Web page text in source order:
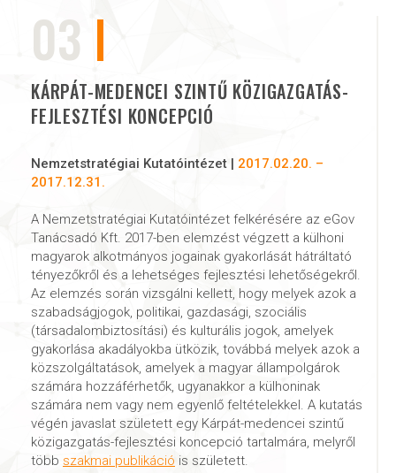
03
KÁRPÁT-MEDENCEI SZINTŰ KÖZIGAZGATÁS-
FEJLESZTÉSI KONCEPCIÓ
Nemzetstratégiai Kutatóintézet | 2017.02.20. –
2017.12.31.
A Nemzetstratégiai Kutatóintézet felkérésére az eGov
Tanácsadó Kft. 2017-ben elemzést végzett a külhoni
magyarok alkotmányos jogainak gyakorlását hátráltató
tényezőkről és a lehetséges fejlesztési lehetőségekről.
Az elemzés során vizsgálni kellett, hogy melyek azok a
szabadságjogok, politikai, gazdasági, szociális
(társadalombiztosítási) és kulturális jogok, amelyek
gyakorlása akadályokba ütközik, továbbá melyek azok a
közszolgáltatások, amelyek a magyar állampolgárok
számára hozzáférhetők, ugyanakkor a külhoninak
számára nem vagy nem egyenlő feltételekkel. A kutatás
végén javaslat született egy Kárpát-medencei szintű
közigazgatás-fejlesztési koncepció tartalmára, melyről
több szakmai publikáció is született.